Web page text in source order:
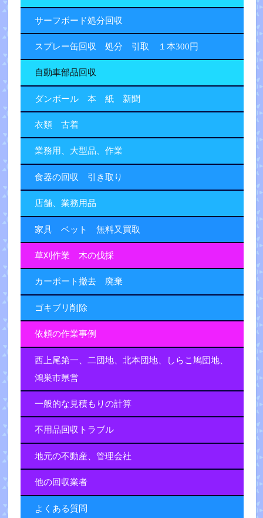
サーフボード処分回収
スプレー缶回収 処分 引取 １本300円
自動車部品回収
ダンボール 本 紙 新聞
衣類 古着
業務用、大型品、作業
食器の回収 引き取り
店舗、業務用品
家具 ベット 無料又買取
草刈作業 木の伐採
カーポート撤去 廃棄
ゴキブリ削除
依頼の作業事例
西上尾第一、二団地、北本団地、しらこ鳩団地、
鴻巣市県営
一般的な見積もりの計算
不用品回収トラブル
地元の不動産、管理会社
他の回収業者
よくある質問